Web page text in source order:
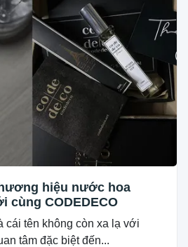
hiệu nước hoa
cùng CODEDECO
cái tên không còn xa lạ với
tâm đặc biệt đến...